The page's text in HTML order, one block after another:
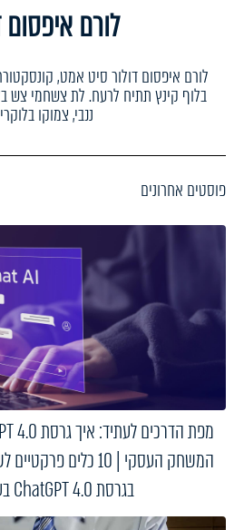
לורם איפסום
לורם איפסום דולור סיט אמט,
בלוף קינץ תתיח לרעח. לת צשחמי צש
ננבי, צמוקו
פוסטים אחרונים
המשחק העסקי | 10
בגרסת ChatGPT 4.0 בעסק שלך